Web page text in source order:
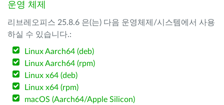
운영 체제
리브레오피스 25.8.6 은(는) 다음 운영체제/시스템에서 사용
하실 수 있습니다.:
Linux Aarch64 (deb)
Linux Aarch64 (rpm)
Linux x64 (deb)
Linux x64 (rpm)
macOS (Aarch64/Apple Silicon)